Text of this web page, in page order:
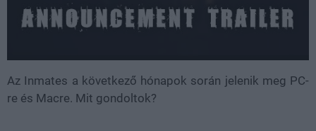
Az Inmates a következő hónapok során jelenik meg PC-
re és Macre. Mit gondoltok?